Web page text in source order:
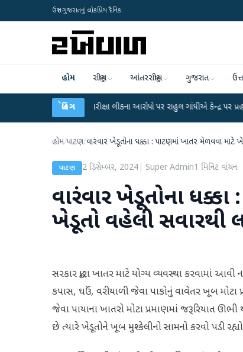
ઉત્તર ગુજરાતનું લોકપ્રિય દૈનિક
હોમ રાષ્ટ્રીય આંતરરાષ્ટ્રીય ગુજરાત
બ્રેકિંગ
UGC-NET પરીક્ષા લીકના આરોપો પર રાહુલ ગાંધીએ કેન્દ્ર પર પ્રહાર કર્યા ●
હોમ/પાટણ/વારંવાર ખેડૂતોના ધક્કા : પાટણમાં ખાતર મેળવવા
પાટણ 2 ડિસેમ્બર, 2024| Super Admin1 મિનિટ વાંચન
વારંવાર ખેડૂતોના
ખેડૂતો વહેલી સવારથી
સરકાર દ્વારા ખાતર માટે યોગ્ય વ્યવસ્થા કરવામાં
કપાસ, ઘઉં, વરીયાળી જેવા પાકોનું વાવેતર ખૂબ મોટા
જેવા પાયાના ખાતરો મોટા પ્રમાણમાં જરૂરિયાત
છે ત્યારે ખેડૂતોને ખૂબ મુશ્કેલીનો સામનો કરવો પડી